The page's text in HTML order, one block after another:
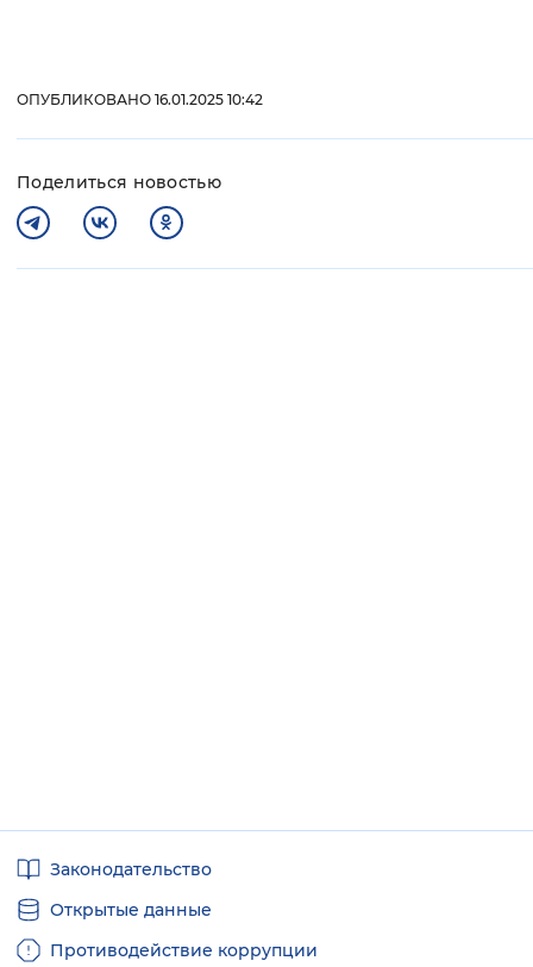
ОПУБЛИКОВАНО 16.01.2025 10:42
Поделиться новостью
ссылкиЗаконодательство
Открытые данные
Противодействие коррупции